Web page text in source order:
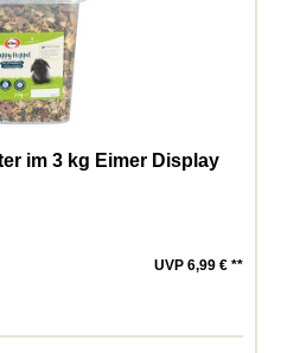
im 3 kg Eimer Display
UVP 6,99 € **